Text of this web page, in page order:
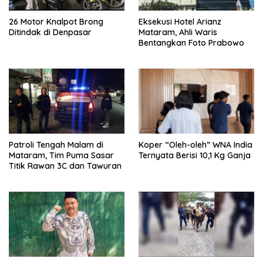
26 Motor Knalpot Brong
Ditindak di Denpasar
Eksekusi Hotel Arianz
Mataram, Ahli Waris
Bentangkan Foto Prabowo
Patroli Tengah Malam di
Mataram, Tim Puma Sasar
Titik Rawan 3C dan Tawuran
Koper “Oleh-oleh” WNA India
Ternyata Berisi 10,1 Kg Ganja